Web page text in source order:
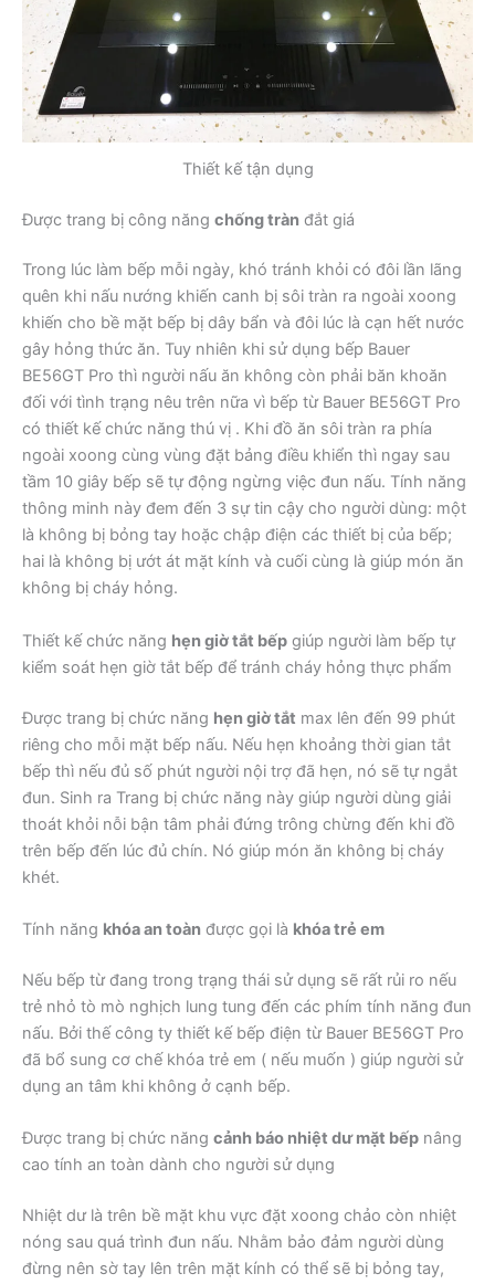
Thiết kế tận dụng
Được trang bị công năng chống tràn đắt giá
Trong lúc làm bếp mỗi ngày, khó tránh khỏi có đôi lần lãng
quên khi nấu nướng khiến canh bị sôi tràn ra ngoài xoong
khiến cho bề mặt bếp bị dây bẩn và đôi lúc là cạn hết nước
gây hỏng thức ăn. Tuy nhiên khi sử dụng bếp Bauer
BE56GT Pro thì người nấu ăn không còn phải băn khoăn
đối với tình trạng nêu trên nữa vì bếp từ Bauer BE56GT Pro
có thiết kế chức năng thú vị . Khi đồ ăn sôi tràn ra phía
ngoài xoong cùng vùng đặt bảng điều khiển thì ngay sau
tầm 10 giây bếp sẽ tự động ngừng việc đun nấu. Tính năng
thông minh này đem đến 3 sự tin cậy cho người dùng: một
là không bị bỏng tay hoặc chập điện các thiết bị của bếp;
hai là không bị ướt át mặt kính và cuối cùng là giúp món ăn
không bị cháy hỏng.
Thiết kế chức năng hẹn giờ tắt bếp giúp người làm bếp tự
kiểm soát hẹn giờ tắt bếp để tránh cháy hỏng thực phẩm
Được trang bị chức năng hẹn giờ tắt max lên đến 99 phút
riêng cho mỗi mặt bếp nấu. Nếu hẹn khoảng thời gian tắt
bếp thì nếu đủ số phút người nội trợ đã hẹn, nó sẽ tự ngắt
đun. Sinh ra Trang bị chức năng này giúp người dùng giải
thoát khỏi nỗi bận tâm phải đứng trông chừng đến khi đồ
trên bếp đến lúc đủ chín. Nó giúp món ăn không bị cháy
khét.
Tính năng khóa an toàn được gọi là khóa trẻ em
Nếu bếp từ đang trong trạng thái sử dụng sẽ rất rủi ro nếu
trẻ nhỏ tò mò nghịch lung tung đến các phím tính năng đun
nấu. Bởi thế công ty thiết kế bếp điện từ Bauer BE56GT Pro
đã bổ sung cơ chế khóa trẻ em ( nếu muốn ) giúp người sử
dụng an tâm khi không ở cạnh bếp.
Được trang bị chức năng cảnh báo nhiệt dư mặt bếp nâng
cao tính an toàn dành cho người sử dụng
Nhiệt dư là trên bề mặt khu vực đặt xoong chảo còn nhiệt
nóng sau quá trình đun nấu. Nhằm bảo đảm người dùng
đừng nên sờ tay lên trên mặt kính có thể sẽ bị bỏng tay,